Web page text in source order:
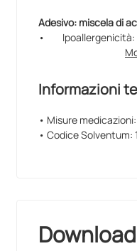
Adesivo: miscela di
•
tolleranza cutanea
effettuare
su pazienti con
ripetute.
• Buoni valori di
La rimozione è
residui, si evita
Informazioni
• Misure
• Codice Solventum:
Download